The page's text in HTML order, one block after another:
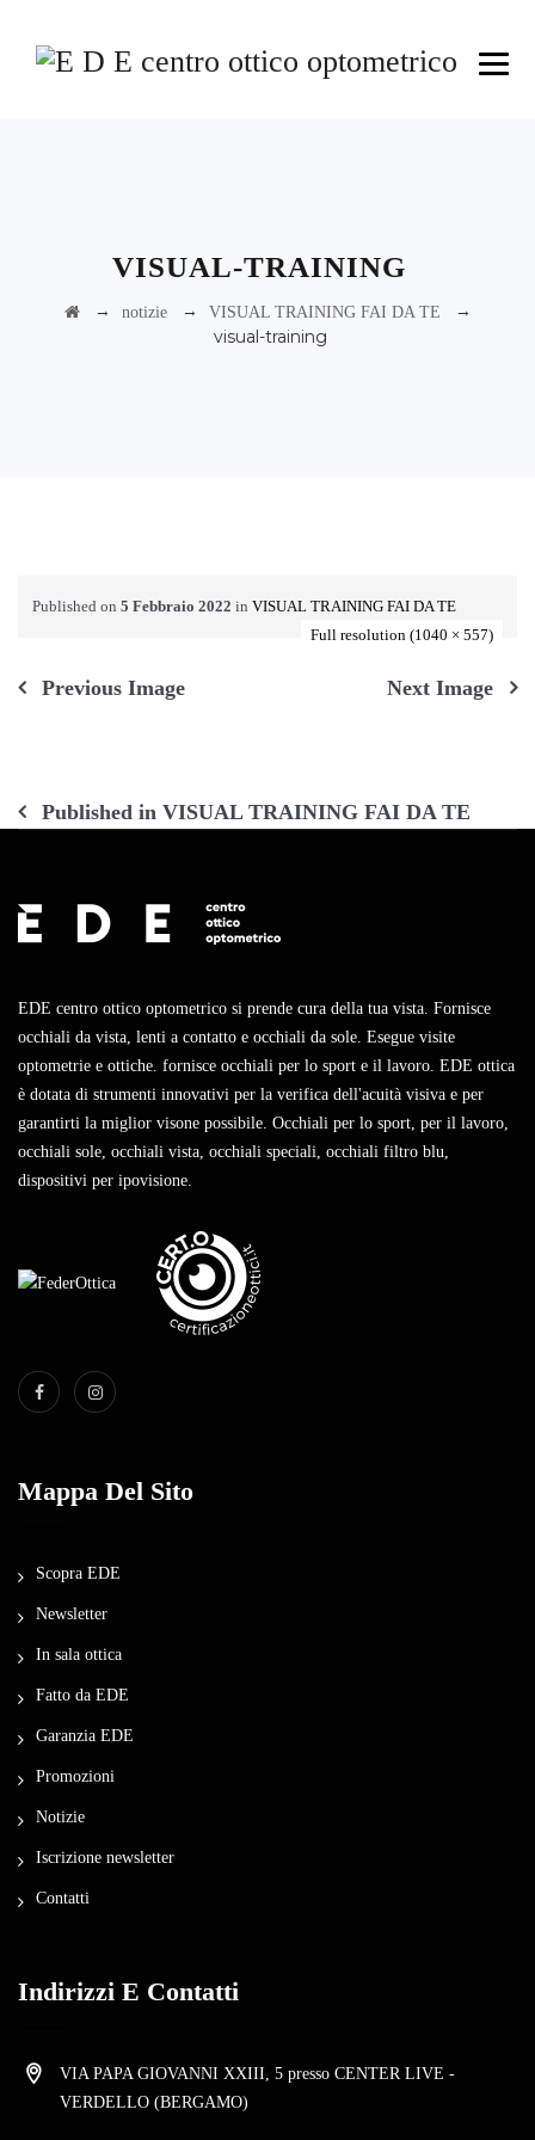
VISUAL-TRAINING
→ notizie→ VISUAL TRAINING FAI DA TE
→
visual-training
Published on 5 Febbraio 2022 in VISUAL TRAINING FAI DA TE
Full resolution (1040 × 557)
Previous Image Next Image
Navigazione
Published in VISUAL TRAINING FAI DA TE
EDE centro ottico optometrico si prende cura della tua vista. Fornisce
occhiali da vista, lenti a contatto e occhiali da sole. Esegue visite
optometrie e ottiche. fornisce occhiali per lo sport e il lavoro. EDE ottica
è dotata di strumenti innovativi per la verifica dell'acuità visiva e per
garantirti la miglior visone possibile. Occhiali per lo sport, per il lavoro,
occhiali sole, occhiali vista, occhiali speciali, occhiali filtro blu,
dispositivi per ipovisione.
Mappa Del Sito
Scopra EDE
Newsletter
In sala ottica
Fatto da EDE
Garanzia EDE
Promozioni
Notizie
Iscrizione newsletter
Contatti
Indirizzi E Contatti
VIA PAPA GIOVANNI XXIII, 5 presso CENTER LIVE -
VERDELLO (BERGAMO)